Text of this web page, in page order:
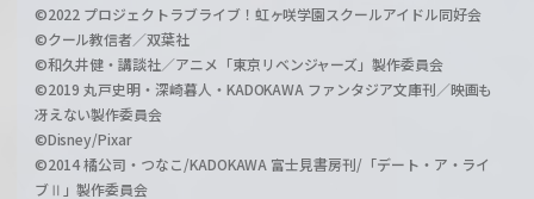
©2022 プロジェクトラブライブ！虹ヶ咲学園スクールアイドル同好会
©クール教信者／双葉社
©和久井健・講談社／アニメ「東京リベンジャーズ」製作委員会
©2019 丸戸史明・深崎暮人・KADOKAWA ファンタジア文庫刊／映画も
冴えない製作委員会
©Disney/Pixar
©2014 橘公司・つなこ/KADOKAWA 富士見書房刊/「デート・ア・ライ
ブⅡ」製作委員会